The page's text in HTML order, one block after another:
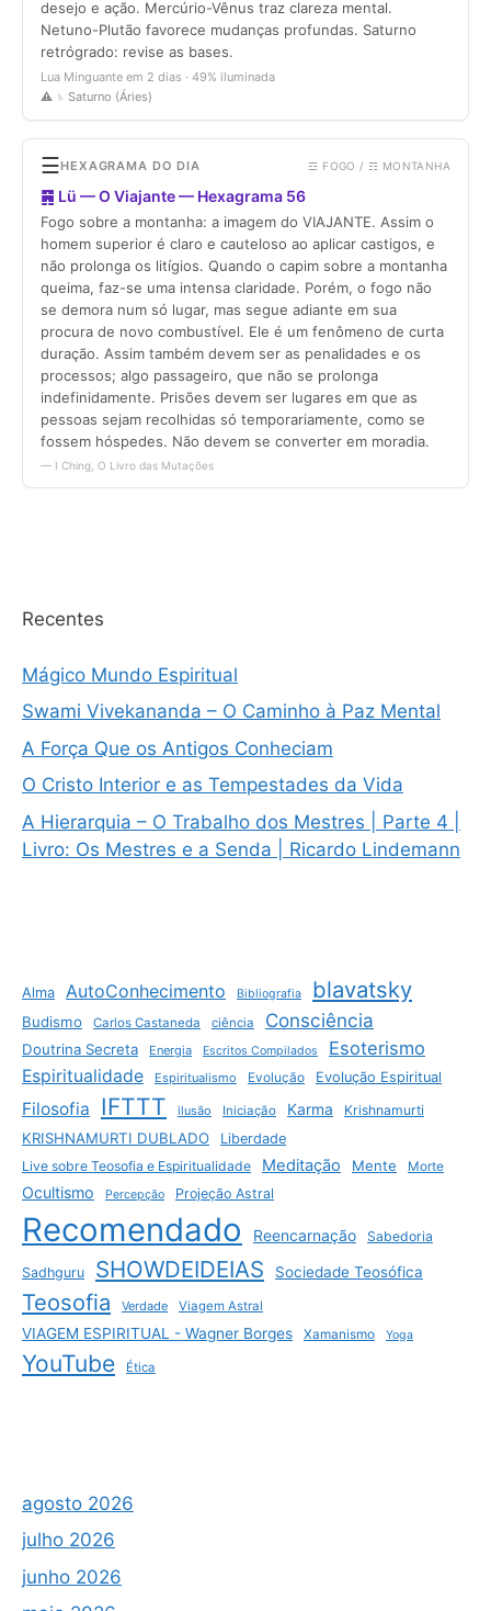
Recentes
Mágico Mundo Espiritual
Swami Vivekananda – O Caminho à Paz Mental
A Força Que os Antigos Conheciam
O Cristo Interior e as Tempestades da Vida
A Hierarquia – O Trabalho dos Mestres | Parte 4 |
Livro: Os Mestres e a Senda | Ricardo Lindemann
Alma AutoConhecimento Bibliografia blavatsky
Budismo Carlos Castaneda ciência Consciência
Doutrina Secreta Energia Escritos Compilados Esoterismo
Espiritualidade Espiritualismo Evolução Evolução Espiritual
Filosofia IFTTT ilusão Iniciação Karma Krishnamurti
KRISHNAMURTI DUBLADO
Liberdade
Live sobre Teosofia e Espiritualidade
Meditação Mente Morte
Ocultismo Percepção Projeção Astral
Recomendado Reencarnação Sabedoria
Sadhguru SHOWDEIDEIAS Sociedade Teosófica
Teosofia Verdade Viagem Astral
VIAGEM ESPIRITUAL - Wagner Borges Xamanismo Yoga
YouTube Ética
agosto 2026
julho 2026
junho 2026